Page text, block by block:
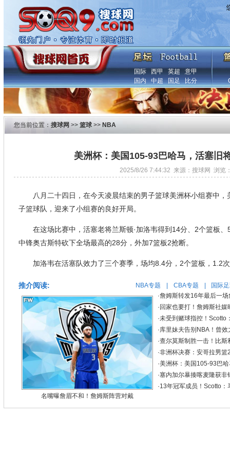
国际 西甲 英超
意甲
国内
中超 国足 比分
您当前位置： 搜球网 >> 篮球>> NBA
美洲杯：美国105-93巴哈马，活塞旧
2025/8/26 7:44:32 来源：搜球网 浏览
八月二十四日，在今天凌晨结束的男子篮球美洲杯小组赛中
子篮球队，迎来了小组赛的良好开局。
在这场比赛中，活塞老将兰斯顿·加洛韦得到14分、2个篮板
中锋奥古斯特砍下全场最高的28分，外加7篮板2抢断。
加洛韦在活塞队效力了三个赛季，场均8.4分，2个篮板，1.2
推介阅读: NBA专题 CBA专题 国际
名嘴曝詹眉不和！詹姆斯阵营对戴
·詹姆斯转发16年最后一
· 回家也要打！詹姆斯社
·未受到赌球指控！Scotto
·库里妹夫告别NBA！曾
·查尔莫斯制胜一击！比
·非洲杯决赛：安哥拉男
·美洲杯：美国105-93巴
·塞内加尔暴揍喀麦隆获
·13年冠军成员！Scotto